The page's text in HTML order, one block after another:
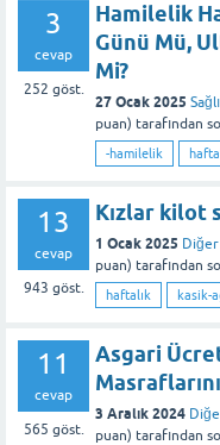
3
cevap
252 göst.
Hamilelik
Günü Mü,
Mi?
27 Ocak 2025
puan) tarafından
-hamilelik
13
cevap
943 göst.
Kızlar kilot
1 Ocak 2025 Diğer
puan) tarafından
haftalık kasik-
11
cevap
565 göst.
Asgari
3 Aralık 2024
puan) tarafından